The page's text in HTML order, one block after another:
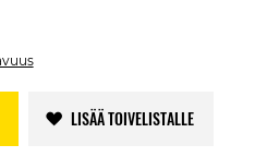
LISÄÄ TOIVELISTALLE